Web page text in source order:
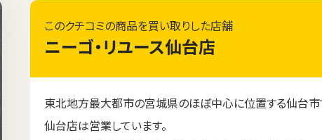
このクチコミの商品を買い取りした店舗
ニーゴ・リユース仙台店
東北地方最大都市の宮城県のほぼ中心に位置する仙台市
仙台店は営業しています。